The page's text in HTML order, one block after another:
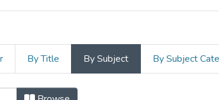
By Title By Subject By Subject